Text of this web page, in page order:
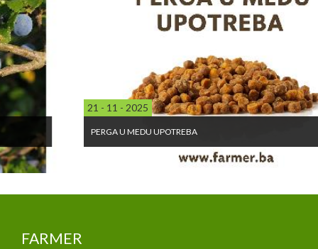
21 - 11 - 2025
PERGA U MEDU UPOTREBA
FARMER